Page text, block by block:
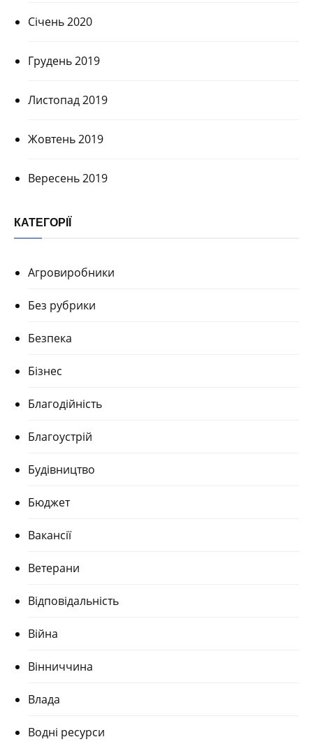
Січень 2020
Грудень 2019
Листопад 2019
Жовтень 2019
Вересень 2019
КАТЕГОРІЇ
Агровиробники
Без рубрики
Безпека
Бізнес
Благодійність
Благоустрій
Будівництво
Бюджет
Вакансії
Ветерани
Відповідальність
Війна
Вінниччина
Влада
Водні ресурси